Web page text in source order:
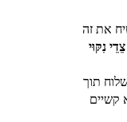
את זה
צֵדֵי נִקּוּי
תוך
קשיים